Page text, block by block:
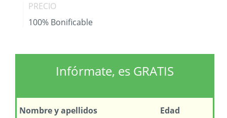
PRECIO
100% Bonificable
Infórmate, es GRATIS
Nombrey apellidos Edad